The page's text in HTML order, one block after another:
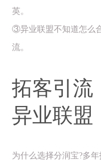
英。
③异业联盟不知道怎么
流。
拓客引流
异业联盟
为什么选择分润宝?多